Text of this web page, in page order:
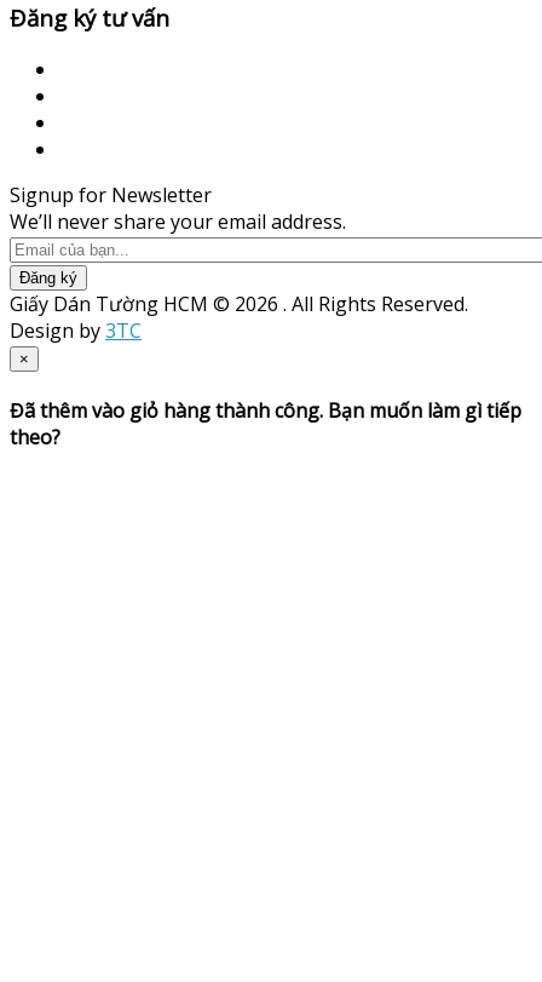
Đăng ký tư vấn
Signup for Newsletter
We’ll never share your email address.
Đăng ký
Giấy Dán Tường HCM © 2026 . All Rights Reserved.
Design by3TC
×
Đã thêm vào giỏ hàng thành công. Bạn muốn làm gì tiếp
theo?